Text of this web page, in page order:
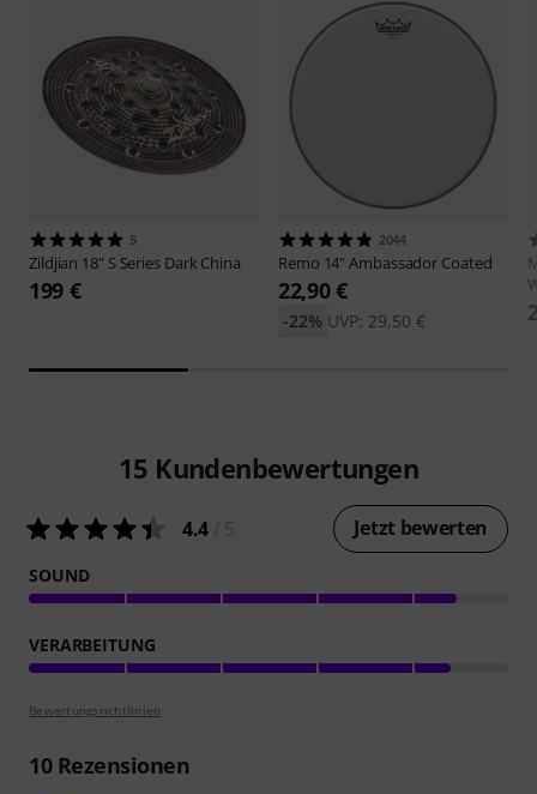
5
Zildjian 18" S Series Dark China
199 €
2044
Remo 14" Ambassador Coated
22,90 €
UVP: 29,50 €
-22%
15 Kundenbewertungen
4.4 Jetzt bewerten
SOUND
VERARBEITUNG
Bewertungsrichtlinien
10Rezensionen